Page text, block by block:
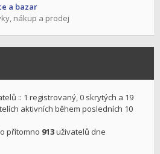
a bazar
nákup a prodej
:: 1 registrovaný, 0 skrytých a 19
aktivních během posledních 10
přítomno 913uživatelů dne